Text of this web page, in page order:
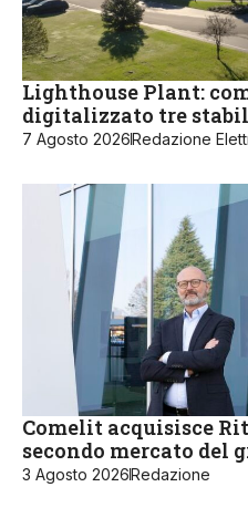
Lighthouse Plant:
digitalizzato tre
7 Agosto 2026Redazione
Comelit acquisisce
secondo mercato del
3 Agosto 2026Redazione